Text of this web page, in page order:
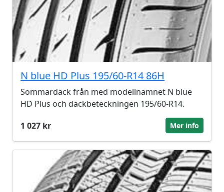
N blue HD Plus 195/60-R14 86H
Sommardäck från med modellnamnet N blue
HD Plus och däckbeteckningen 195/60-R14.
1 027 kr
Mer info